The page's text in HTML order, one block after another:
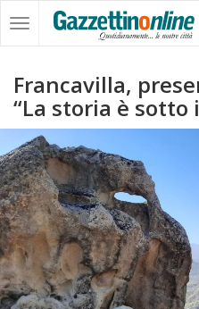
Francavilla,
“La storia è